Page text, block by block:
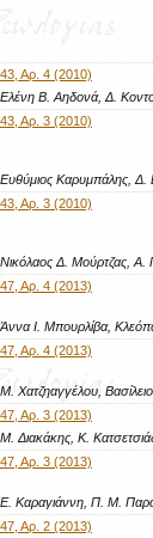
Αρ. 4 (2010)
Ελένη Β. Αηδονά, Δ.
Αρ. 3 (2010)
Ευθύμιος Καρυμπάλης, Δ.
Αρ. 3 (2010)
Νικόλαος Δ. Μούρτζας, Α.
Αρ. 4 (2013)
Άννα Ι. Μπουρλίβα,
Αρ. 4 (2013)
Μ. Χατζηαγγέλου,
Αρ. 3 (2013)
Μ. Διακάκης, Κ.
Αρ. 3 (2013)
Ε. Καραγιάννη, Π. Μ.
Αρ. 2 (2013)